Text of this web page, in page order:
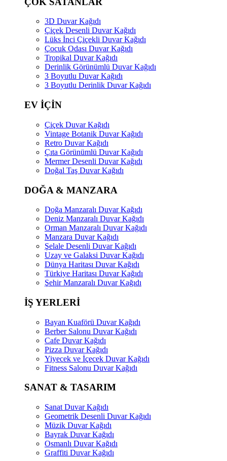
3D Duvar Kağıdı
Çiçek Desenli Duvar Kağıdı
Lüks İnci Çiçekli Duvar Kağıdı
Çocuk Odası Duvar Kağıdı
Tropikal Duvar Kağıdı
Derinlik Görünümlü Duvar Kağıdı
3 Boyutlu Duvar Kağıdı
3 Boyutlu Derinlik Duvar Kağıdı
EV İÇİN
Çiçek Duvar Kağıdı
Vintage Botanik Duvar Kağıdı
Retro Duvar Kağıdı
Çıta Görünümlü Duvar Kağıdı
Mermer Desenli Duvar Kağıdı
Doğal Taş Duvar Kağıdı
DOĞA & MANZARA
Doğa Manzaralı Duvar Kağıdı
Deniz Manzaralı Duvar Kağıdı
Orman Manzaralı Duvar Kağıdı
Manzara Duvar Kağıdı
Şelale Desenli Duvar Kağıdı
Uzay ve Galaksi Duvar Kağıdı
Dünya Haritası Duvar Kağıdı
Türkiye Haritası Duvar Kağıdı
Şehir Manzaralı Duvar Kağıdı
İŞ YERLERİ
Bayan Kuaförü Duvar Kağıdı
Berber Salonu Duvar Kağıdı
Cafe Duvar Kağıdı
Pizza Duvar Kağıdı
Yiyecek ve İçecek Duvar Kağıdı
Fitness Salonu Duvar Kağıdı
SANAT & TASARIM
Sanat Duvar Kağıdı
Geometrik Desenli Duvar Kağıdı
Müzik Duvar Kağıdı
Bayrak Duvar Kağıdı
Osmanlı Duvar Kağıdı
Graffiti Duvar Kağıdı